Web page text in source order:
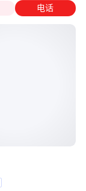
电话